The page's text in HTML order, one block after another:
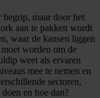
maar door het
aan te pakken wordt
waar de kansen liggen
worden om de
weet als ervaren
mee te nemen en
sectoren,
en hoe dan?